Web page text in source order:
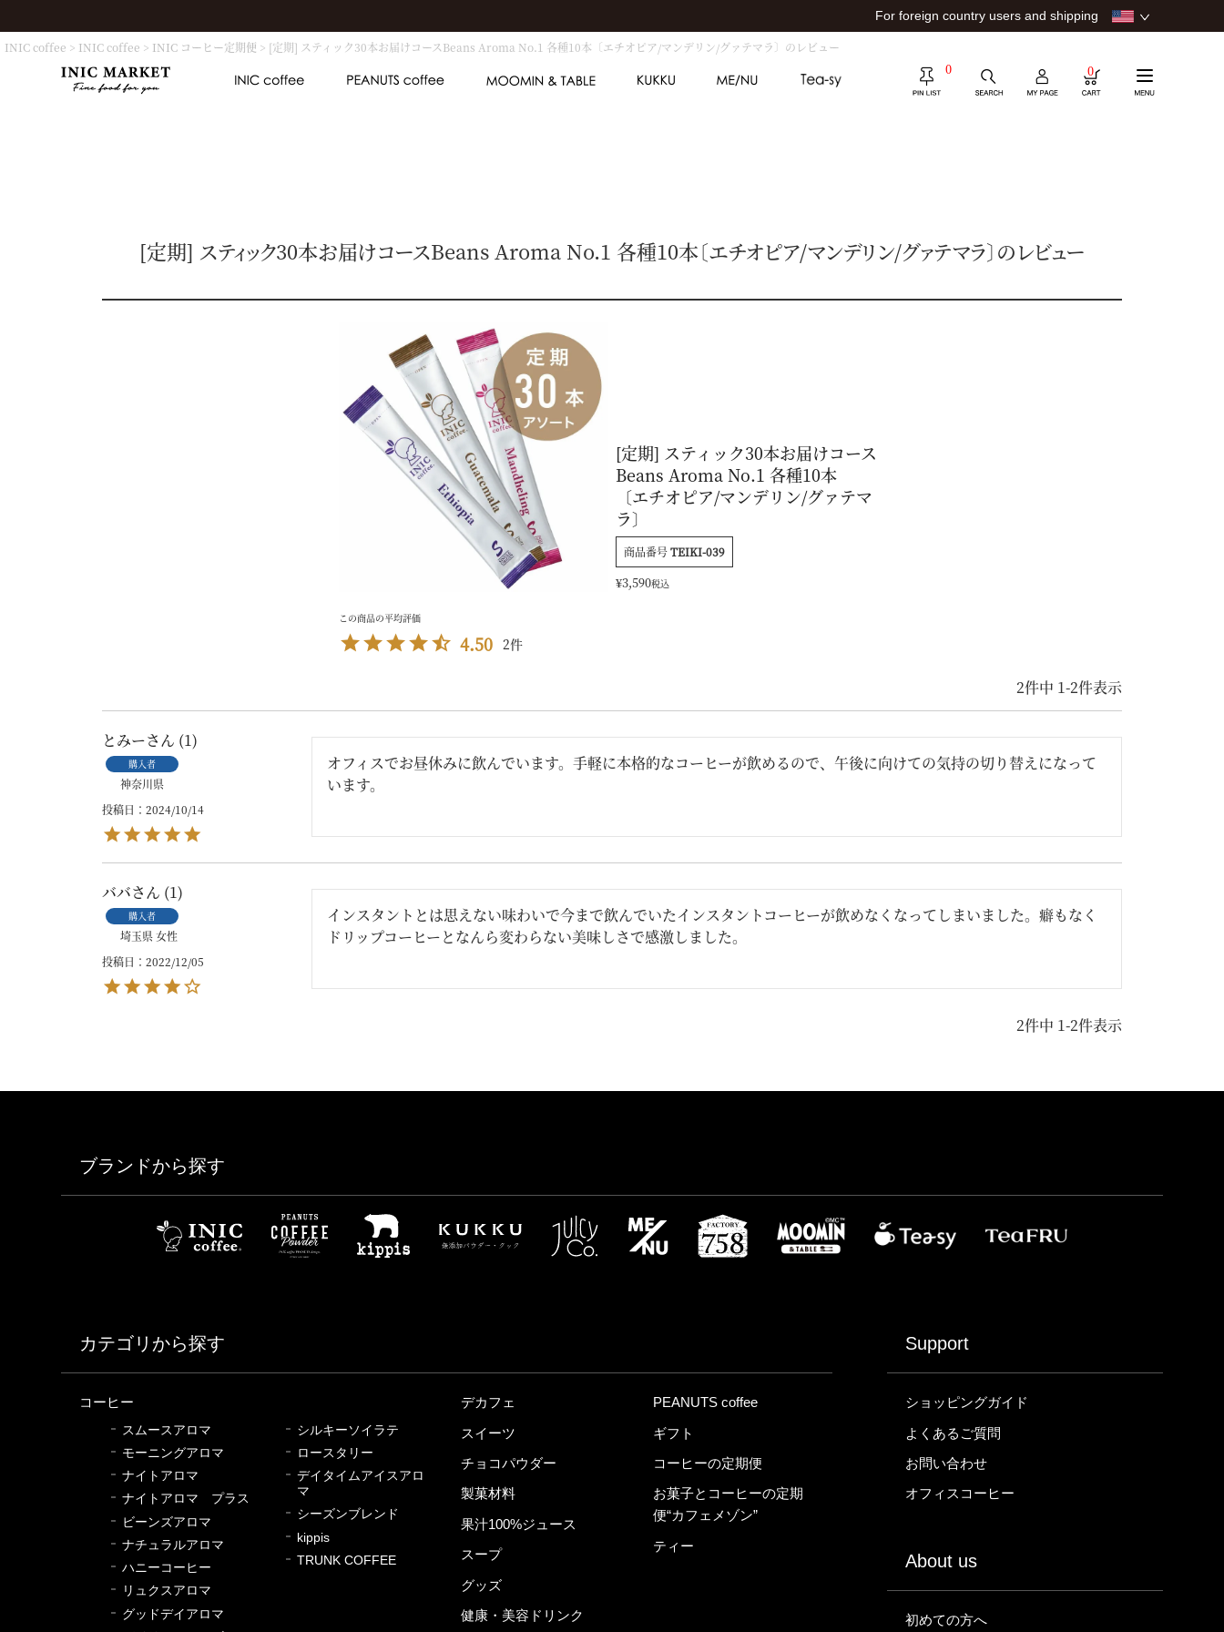
For foreign country users and shipping
0 0
INIC coffee INIC coffee INIC コーヒー定期便 [定期] スティック30本お届けコースBeans Aroma No.1 各種10本〔エチオピア/マンデリン/グァテマラ〕のレビュー
[定期] スティック30本お届けコースBeans Aroma No.1 各種10本〔エチオピア/マンデリン/グァテマラ〕のレビュー
[定期] スティック30本お届けコース
Beans Aroma No.1 各種10本
〔エチオピア/マンデリン/グァテマ
ラ〕
商品番号TEIKI-039
¥3,590税込
4.50 2
2件中 1-2件表示
とみー 1
購入者
神奈川県
投稿日
2024/10/14
オフィスでお昼休みに飲んでいます。手軽に本格的なコーヒーが飲めるので、午後に向けての気持の切り替えになって
います。
ババ 1
購入者
埼玉県女性
投稿日
2022/12/05
インスタントとは思えない味わいで今まで飲んでいたインスタントコーヒーが飲めなくなってしまいました。癖もなく
ドリップコーヒーとなんら変わらない美味しさで感激しました。
2件中 1-2件表示
ブランドから探す
カテゴリから探す
コーヒー
スムースアロマ
モーニングアロマ
ナイトアロマ
ナイトアロマ プラス
ビーンズアロマ
ナチュラルアロマ
ハニーコーヒー
リュクスアロマ
グッドデイアロマ
シルキーソイラテ
ロースタリー
デイタイムアイスアロ
マ
シーズンブレンド
kippis
TRUNK COFFEE
デカフェ
スイーツ
チョコパウダー
製菓材料
果汁100%ジュース
スープ
グッズ
健康・美容ドリンク
PEANUTS coffee
ギフト
コーヒーの定期便
お菓子とコーヒーの定期
便“カフェメゾン”
ティー
Support
ショッピングガイド
よくあるご質問
お問い合わせ
オフィスコーヒー
About us
初めての方へ